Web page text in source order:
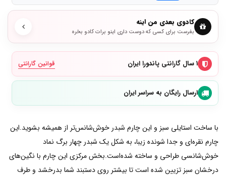
کادوی بعدی من اینه
بفرست برای کسی که دوست داری اینو برات کادو بخره
۱ سال گارانتی پاندورا ایران قوانین گارانتی
ارسال رایگان به سراسر ایران
با ساخت استایلی سبز و این چارم شبدر خوش‌شانس‌تر از همیشه بشوید.این
چارم نقره‌ای و جدا شونده زیبا، به شکل یک شبدر چهار برگ نماد
خوش‌شانسی طراحی و ساخته شده‌است.بخش مرکزی این چارم با نگین‌های
درخشان سبز تزیین شده است تا بیشتر روی دستبند شما بدرخشد و طرف